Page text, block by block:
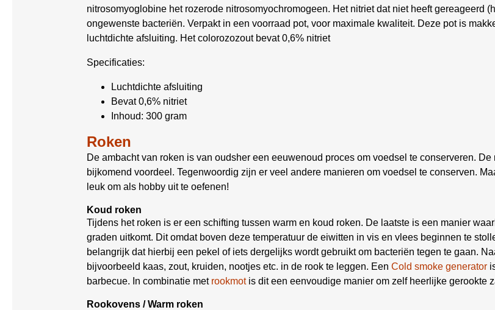
nitrosomyoglobine het rozerode nitrosomyochromogeen. Het nitriet dat niet heeft gereageerd
ongewenste bacteriën. Verpakt in een voorraad pot, voor maximale kwaliteit. Deze pot is
luchtdichte afsluiting. Het colorozozout bevat 0,6% nitriet
Specificaties:
Luchtdichte afsluiting
Bevat 0,6% nitriet
Inhoud: 300 gram
Roken
De ambacht van roken is van oudsher een eeuwenoud proces om voedsel te conserveren.
bijkomend voordeel. Tegenwoordig zijn er veel andere manieren om voedsel te conserven.
leuk om als hobby uit te oefenen!
Koud roken
Tijdens het roken is er een schifting tussen warm en koud roken. De laatste is een manier
graden uitkomt. Dit omdat boven deze temperatuur de eiwitten in vis en vlees beginnen te
belangrijk dat hierbij een pekel of iets dergelijks wordt gebruikt om bacteriën tegen te gaan.
bijvoorbeeld kaas, zout, kruiden, nootjes etc. in de rook te leggen. Een Cold smoke generator
barbecue. In combinatie met rookmotis dit een eenvoudige manier om zelf heerlijke gerookte
Rookovens / Warm roken